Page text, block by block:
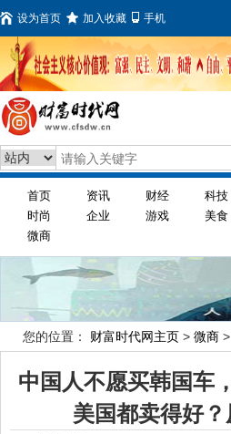
设为首页 加入收藏 手机
首页 资讯 财经 科技
时尚
企业 游戏 美食
微商
您的位置： 财富时代网主页 > 微商
中国人不愿买韩国车
美国都卖得好